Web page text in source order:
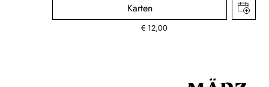
Karten
€ 12,00